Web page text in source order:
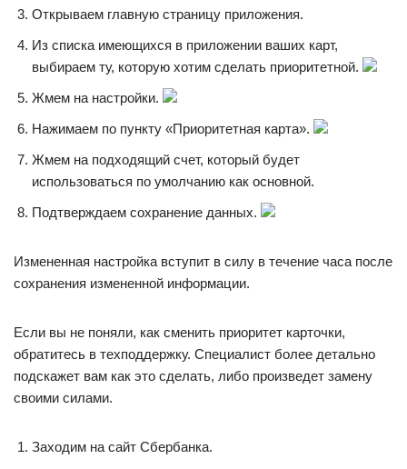
Открываем главную страницу приложения.
Из списка имеющихся в приложении ваших карт,
выбираем ту, которую хотим сделать приоритетной.
Жмем на настройки.
Нажимаем по пункту «Приоритетная карта».
Жмем на подходящий счет, который будет
использоваться по умолчанию как основной.
Подтверждаем сохранение данных.
Измененная настройка вступит в силу в течение часа после
сохранения измененной информации.
Если вы не поняли, как сменить приоритет карточки,
обратитесь в техподдержку. Специалист более детально
подскажет вам как это сделать, либо произведет замену
своими силами.
Заходим на сайт Сбербанка.